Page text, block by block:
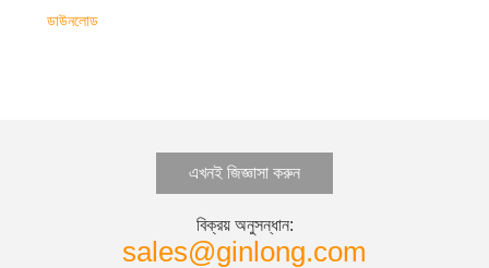
ডাউনলোড
এখনই জিজ্ঞাসা করুন
বিক্রয় অনুসন্ধান:
sales@ginlong.com